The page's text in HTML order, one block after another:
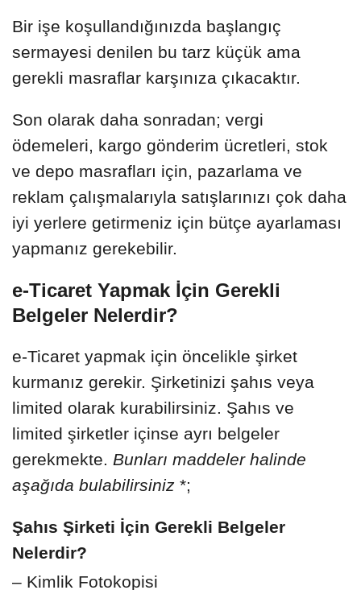
Bir işe koşullandığınızda başlangıç
sermayesi denilen bu tarz küçük ama
gerekli masraflar karşınıza çıkacaktır.
Son olarak daha sonradan; vergi
ödemeleri, kargo gönderim ücretleri, stok
ve depo masrafları için, pazarlama ve
reklam çalışmalarıyla satışlarınızı çok daha
iyi yerlere getirmeniz için bütçe ayarlaması
yapmanız gerekebilir.
e-Ticaret Yapmak İçin Gerekli
Belgeler Nelerdir?
e-Ticaret yapmak için öncelikle şirket
kurmanız gerekir. Şirketinizi şahıs veya
limited olarak kurabilirsiniz. Şahıs ve
limited şirketler içinse ayrı belgeler
gerekmekte. Bunları maddeler halinde
aşağıda bulabilirsiniz *;
Şahıs Şirketi İçin Gerekli Belgeler
Nelerdir?
– Kimlik Fotokopisi